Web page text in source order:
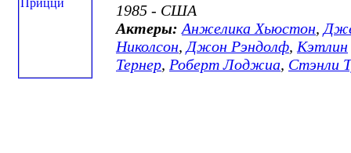
1985 - США
Актеры: Анжелика Хьюстон,
Николсон, Джон Рэндолф, Кэтлин
Тернер, Роберт Лоджиа, Стэнли